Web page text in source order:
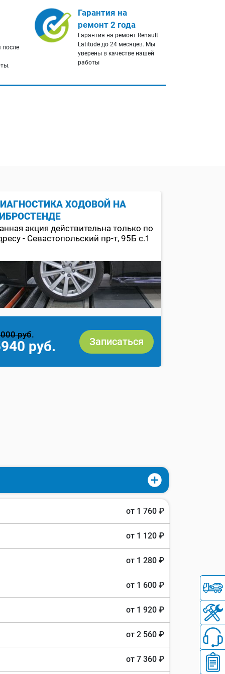
после
Гарантия на
ремонт 2 года
Гарантия на ремонт Renault
Latitude до 24 месяцев. Мы
уверены в качестве нашей
работы
ХОДОВОЙ НА
акция действительна только по
- Севастопольский пр-т, 95Б с.1
руб.
руб. Записаться
от 1 760 ₽
от 1 120 ₽
от 1 280 ₽
от 1 600 ₽
от 1 920 ₽
от 2 560 ₽
от 7 360 ₽